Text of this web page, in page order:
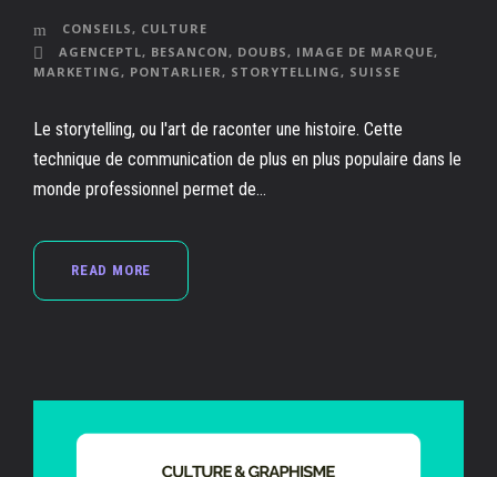
CONSEILS, CULTURE
AGENCEPTL, BESANCON, DOUBS, IMAGE DE MARQUE,
MARKETING, PONTARLIER, STORYTELLING, SUISSE
Le storytelling, ou l'art de raconter une histoire. Cette
technique de communication de plus en plus populaire dans le
monde professionnel permet de...
READ MORE